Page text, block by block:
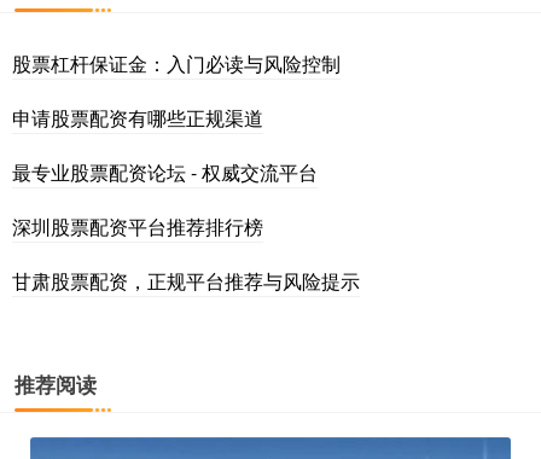
股票杠杆保证金：入门必读与风险控制
申请股票配资有哪些正规渠道
最专业股票配资论坛 - 权威交流平台
深圳股票配资平台推荐排行榜
甘肃股票配资，正规平台推荐与风险提示
推荐阅读